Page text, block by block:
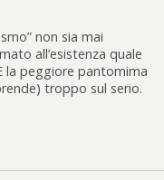
non sia mai
all’esistenza quale
la peggiore pantomima
troppo sul serio.